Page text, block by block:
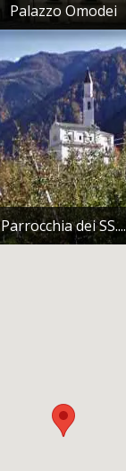
Palazzo Omodei
Parrocchia dei SS....